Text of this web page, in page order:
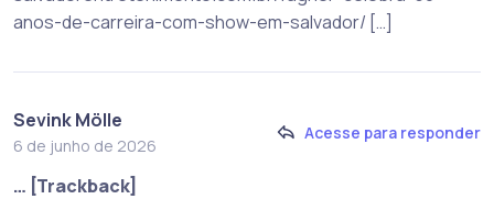
anos-de-carreira-com-show-em-salvador/ […]
Sevink Mölle
6 de junho de 2026
Acesse para responder
… [Trackback]